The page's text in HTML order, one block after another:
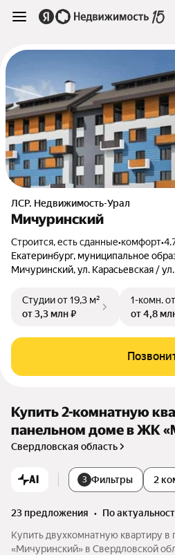
ЛСР. Недвижимость-Урал
Мичуринский
Строится, есть сданные•комфорт•
Екатеринбург, муниципальное
Мичуринский,ул. Карасьевская /
Студииот 19,3 м²
от 3,3 млн ₽
1-комн.
от 4,8
Купить 2-комнатную
панельном доме в ЖК
Свердловская область
AI 3 Фильтры 2
23 предложения •
по
Купить двухкомнатную квартиру
«Мичуринский» в Свердловской